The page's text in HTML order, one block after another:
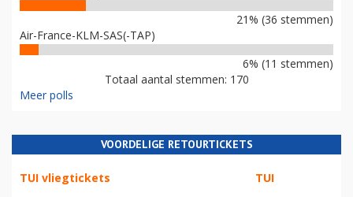
21% (36 stemmen)
Air-France-KLM-SAS(-TAP)
6% (11 stemmen)
Totaal aantal stemmen: 170
Meer polls
VOORDELIGE RETOURTICKETS
TUI vliegtickets TUI